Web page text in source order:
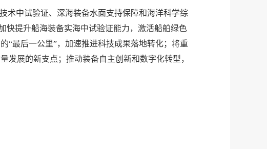
术中试验证、深海装备水面支持保障和海洋科学综
快提升船海装备实海中试验证能力，激活船舶绿色
“最后一公里”，加速推进科技成果落地转化；将重
发展的新支点；推动装备自主创新和数字化转型，